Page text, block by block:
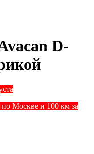
D-
по Москве и 100 км за